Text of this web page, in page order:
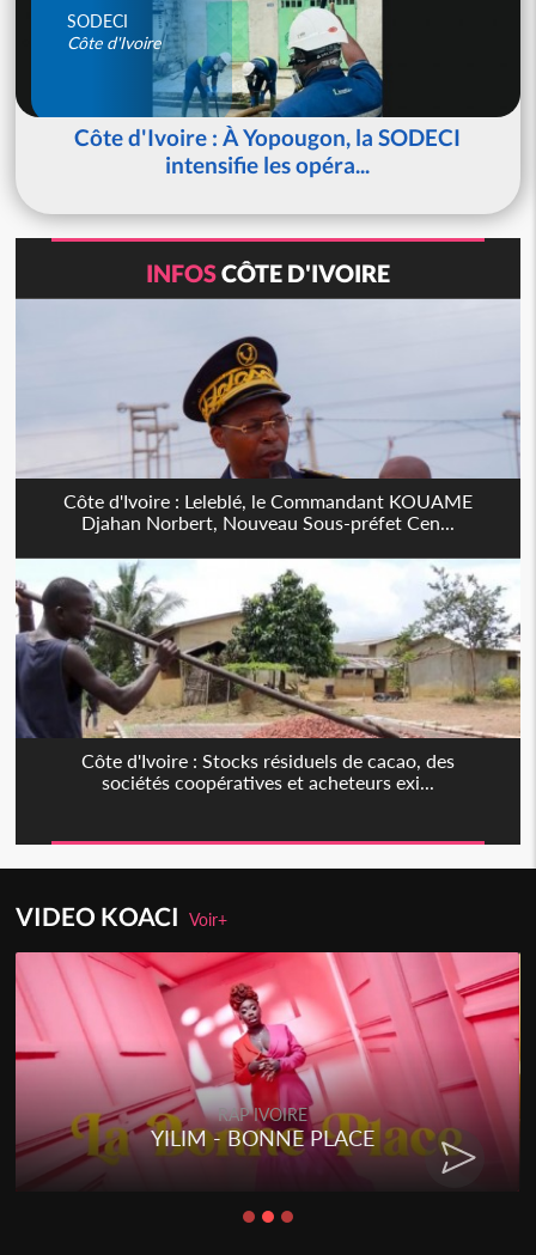
SODECI
Côte d'Ivoire
Côte d'Ivoire : À Yopougon, la SODECI
intensifie les opéra...
INFOSCÔTE D'IVOIRE
Côte d'Ivoire : Leleblé, le Commandant KOUAME
Djahan Norbert, Nouveau Sous-préfet Cen...
Côte d'Ivoire : Stocks résiduels de cacao, des
sociétés coopératives et acheteurs exi...
VIDEO KOACIVoir+
RAP IVOIRE
YILIM - BONNE PLACE